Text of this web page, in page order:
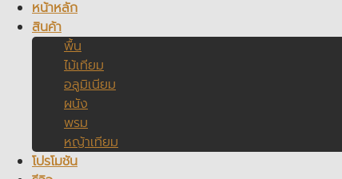
หน้าหลัก
สินค้า
พื้น
ไม้เทียม
อลูมิเนียม
ผนัง
พรม
หญ้าเทียม
โปรโมชัน